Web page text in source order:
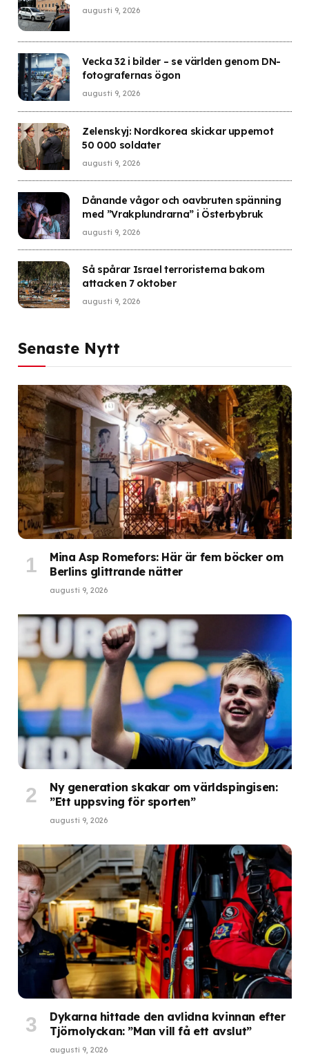
augusti 9, 2026
Vecka 32 i bilder – se världen genom DN-
fotografernas ögon
augusti 9, 2026
Zelenskyj: Nordkorea skickar uppemot
50 000 soldater
augusti 9, 2026
Dånande vågor och oavbruten spänning
med ”Vrakplundrarna” i Österbybruk
augusti 9, 2026
Så spårar Israel terroristerna bakom
attacken 7 oktober
augusti 9, 2026
Senaste Nytt
Mina Asp Romefors: Här är fem böcker om
Berlins glittrande nätter
augusti 9, 2026
Ny generation skakar om världspingisen:
”Ett uppsving för sporten”
augusti 9, 2026
Dykarna hittade den avlidna kvinnan efter
Tjörnolyckan: ”Man vill få ett avslut”
augusti 9, 2026